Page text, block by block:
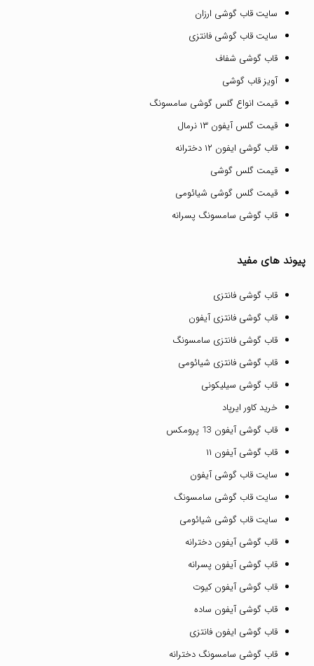
سایت قاب گوشی ارزان
سایت قاب گوشی فانتزی
قاب گوشی شفاف
آویز قاب گوشی
قیمت انواع گلس گوشی سامسونگ
قیمت گلس آیفون ۱۳ نرمال
قاب گوشی ایفون ۱۲ دخترانه
قیمت گلس گوشی
قیمت گلس گوشی شیائومی
قاب گوشی سامسونگ پسرانه
پیوند های مفید
قاب گوشی فانتزی
قاب گوشی فانتزی آیفون
قاب گوشی فانتزی سامسونگ
قاب گوشی فانتزی شیائومی
قاب گوشی سیلیکونی
خرید کاور ایرپاد
قاب گوشی آیفون 13 پرومکس
قاب گوشی آیفون ۱۱
سایت قاب گوشی آیفون
سایت قاب گوشی سامسونگ
سایت قاب گوشی شیائومی
قاب گوشی آیفون دخترانه
قاب گوشی آیفون پسرانه
قاب گوشی آیفون کیوت
قاب گوشی آیفون ساده
قاب گوشی ایفون فانتزی
قاب گوشی سامسونگ دخترانه